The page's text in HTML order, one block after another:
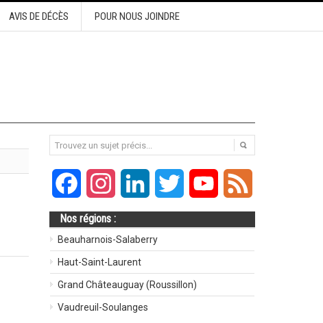
AVIS DE DÉCÈS POUR NOUS JOINDRE
FacebookInstagramLinkedIn Twitter YouTube
Nos régions :
Beauharnois-Salaberry
Haut-Saint-Laurent
Grand Châteauguay (Roussillon)
Vaudreuil-Soulanges